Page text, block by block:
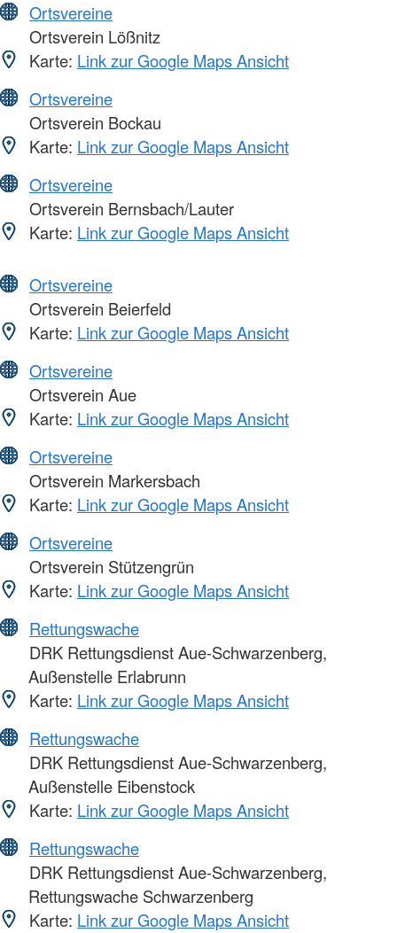
Ortsvereine
Ortsverein Lößnitz
Karte: Link zur Google Maps Ansicht
Ortsvereine
Ortsverein Bockau
Karte: Link zur Google Maps Ansicht
Ortsvereine
Ortsverein Bernsbach/Lauter
Karte: Link zur Google Maps Ansicht
Ortsvereine
Ortsverein Beierfeld
Karte: Link zur Google Maps Ansicht
Ortsvereine
Ortsverein Aue
Karte: Link zur Google Maps Ansicht
Ortsvereine
Ortsverein Markersbach
Karte: Link zur Google Maps Ansicht
Ortsvereine
Ortsverein Stützengrün
Karte: Link zur Google Maps Ansicht
Rettungswache
DRK Rettungsdienst Aue-Schwarzenberg,
Außenstelle Erlabrunn
Karte: Link zur Google Maps Ansicht
Rettungswache
DRK Rettungsdienst Aue-Schwarzenberg,
Außenstelle Eibenstock
Karte: Link zur Google Maps Ansicht
Rettungswache
DRK Rettungsdienst Aue-Schwarzenberg,
Rettungswache Schwarzenberg
Karte: Link zur Google Maps Ansicht